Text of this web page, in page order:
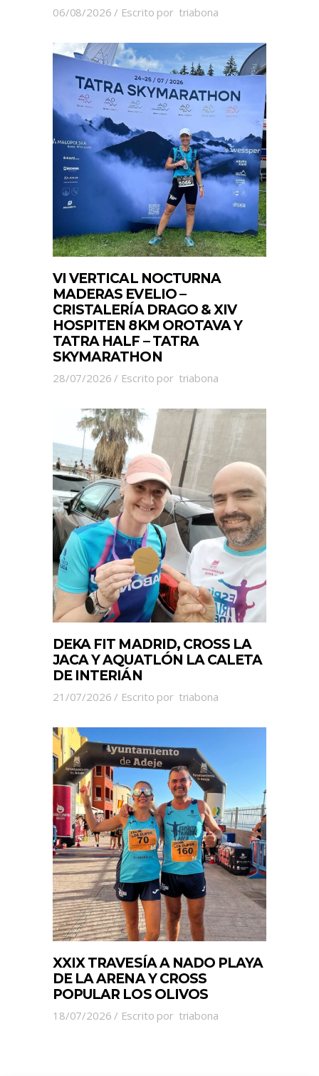
06/08/2026 Escrito por triabona
VI VERTICAL NOCTURNA
MADERAS EVELIO –
CRISTALERÍA DRAGO & XIV
HOSPITEN 8KM OROTAVA Y
TATRA HALF – TATRA
SKYMARATHON
28/07/2026 Escrito por triabona
DEKA FIT MADRID, CROSS LA
JACA Y AQUATLÓN LA CALETA
DE INTERIÁN
21/07/2026 Escrito por triabona
XXIX TRAVESÍA A NADO PLAYA
DE LA ARENA Y CROSS
POPULAR LOS OLIVOS
18/07/2026 Escrito por triabona